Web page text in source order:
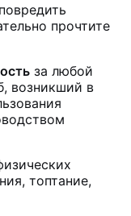
прочтите
за любой
возникший в
топтание,